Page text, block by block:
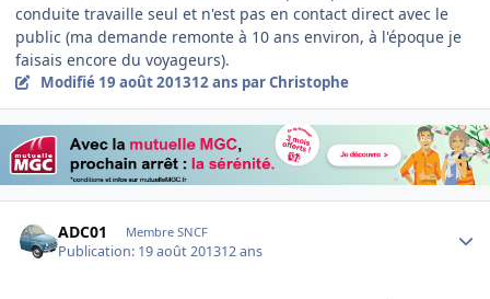
conduite travaille seul et n'est pas en contact direct avec le
public (ma demande remonte à 10 ans environ, à l'époque je
faisais encore du voyageurs).
Modifié 19 août 201312 ans par Christophe
ADC01 Membre SNCF
Publication: 19 août 201312 ans